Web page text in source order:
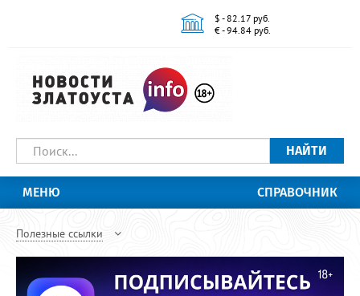
$ - 82.17 руб.
€ - 94.84 руб.
НАЙТИ
МЕНЮ СПРАВОЧНИК
Полезные ссылки